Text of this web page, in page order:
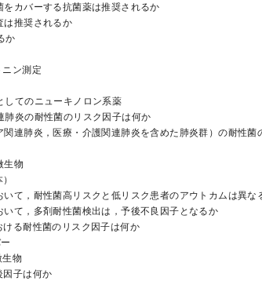
カバーする抗菌薬は推奨されるか
は推奨されるか
か
ン測定
てのニューキノロン系薬
炎の耐性菌のリスク因⼦は何か
連肺炎，医療・介護関連肺炎を含めた肺炎群）の耐性菌
生物
て，耐性菌高リスクと低リスク患者のアウトカムは異な
て，多剤耐性菌検出は，予後不良因子となるか
る耐性菌のリスク因子は何か
物
因子は何か